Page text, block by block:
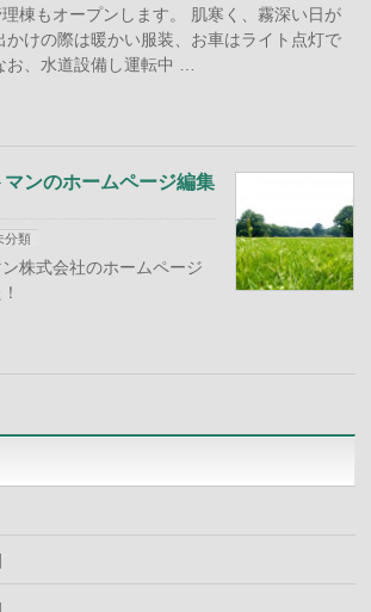
棟もオープンします。 肌寒く、霧深い日が
かけの際は暖かい服装、お車はライト点灯で
お、水道設備し運転中 …
ンのホームページ編集
分類
株式会社のホームページ